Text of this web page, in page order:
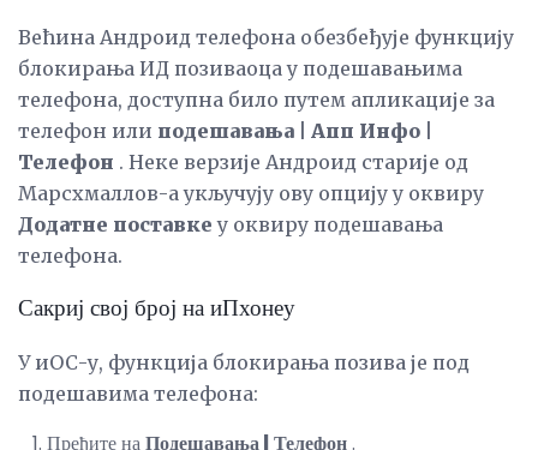
Већина Андроид телефона обезбеђује функцију
блокирања ИД позиваоца у подешавањима
телефона, доступна било путем апликације за
телефон или подешавања |
Апп Инфо |
Телефон . Неке верзије Андроид старије од
Марсхмаллов-а укључују ову опцију у оквиру
Додатне поставке у оквиру подешавања
телефона.
Сакриј свој број на иПхонеу
У иОС-у, функција блокирања позива је под
подешавима телефона:
Пређите наПодешавања |Телефон.